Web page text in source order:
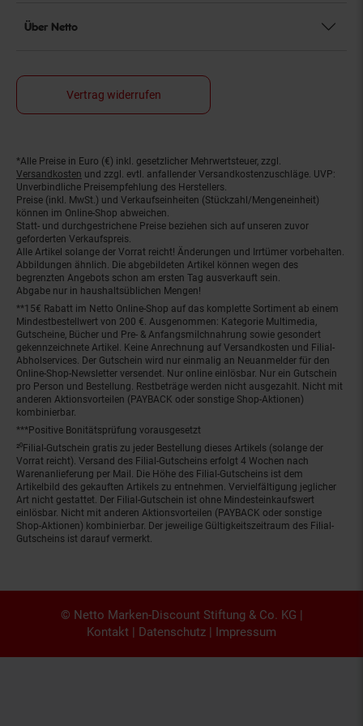
Über Netto
Vertrag widerrufen
Fußnoten
*Alle Preise in Euro (€) inkl. gesetzlicher Mehrwertsteuer, zzgl.
Versandkosten und zzgl. evtl. anfallender Versandkostenzuschläge. UVP:
Unverbindliche Preisempfehlung des Herstellers.
Preise (inkl. MwSt.) und Verkaufseinheiten (Stückzahl/Mengeneinheit)
können im Online-Shop abweichen.
Statt- und durchgestrichene Preise beziehen sich auf unseren zuvor
geforderten Verkaufspreis.
Alle Artikel solange der Vorrat reicht! Änderungen und Irrtümer vorbehalten.
Abbildungen ähnlich. Die abgebildeten Artikel können wegen des
begrenzten Angebots schon am ersten Tag ausverkauft sein.
Abgabe nur in haushaltsüblichen Mengen!
**15€ Rabatt im Netto Online-Shop auf das komplette Sortiment ab einem
Mindestbestellwert von 200 €. Ausgenommen: Kategorie Multimedia,
Gutscheine, Bücher und Pre- & Anfangsmilchnahrung sowie gesondert
gekennzeichnete Artikel. Keine Anrechnung auf Versandkosten und Filial-
Abholservices. Der Gutschein wird nur einmalig an Neuanmelder für den
Online-Shop-Newsletter versendet. Nur online einlösbar. Nur ein Gutschein
pro Person und Bestellung. Restbeträge werden nicht ausgezahlt. Nicht mit
anderen Aktionsvorteilen (PAYBACK oder sonstige Shop-Aktionen)
kombinierbar.
***Positive Bonitätsprüfung vorausgesetzt
²⁰Filial-Gutschein gratis zu jeder Bestellung dieses Artikels (solange der
Vorrat reicht). Versand des Filial-Gutscheins erfolgt 4 Wochen nach
Warenanlieferung per Mail. Die Höhe des Filial-Gutscheins ist dem
Artikelbild des gekauften Artikels zu entnehmen. Vervielfältigung jeglicher
Art nicht gestattet. Der Filial-Gutschein ist ohne Mindesteinkaufswert
einlösbar. Nicht mit anderen Aktionsvorteilen (PAYBACK oder sonstige
Shop-Aktionen) kombinierbar. Der jeweilige Gültigkeitszeitraum des Filial-
Gutscheins ist darauf vermerkt.
© Netto Marken-Discount Stiftung & Co. KG |
Kontakt | Datenschutz | Impressum